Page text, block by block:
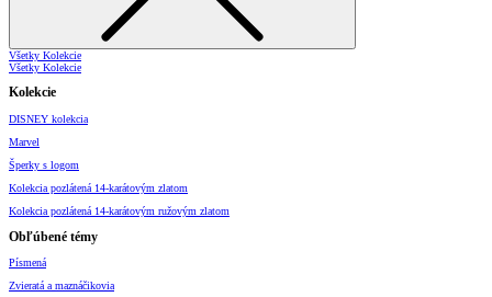
Všetky Kolekcie
Všetky Kolekcie
Kolekcie
DISNEY kolekcia
Marvel
Šperky s logom
Kolekcia pozlátená 14-karátovým zlatom
Kolekcia pozlátená 14-karátovým ružovým zlatom
Obľúbené témy
Písmená
Zvieratá a maznáčikovia